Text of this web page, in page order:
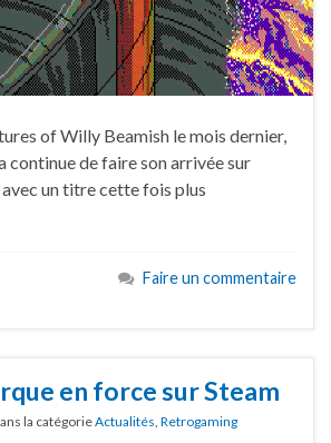
of Willy Beamish le mois dernier,
continue de faire son arrivée sur
un titre cette fois plus
Faire un commentaire
en force sur Steam
la catégorieActualités Retrogaming